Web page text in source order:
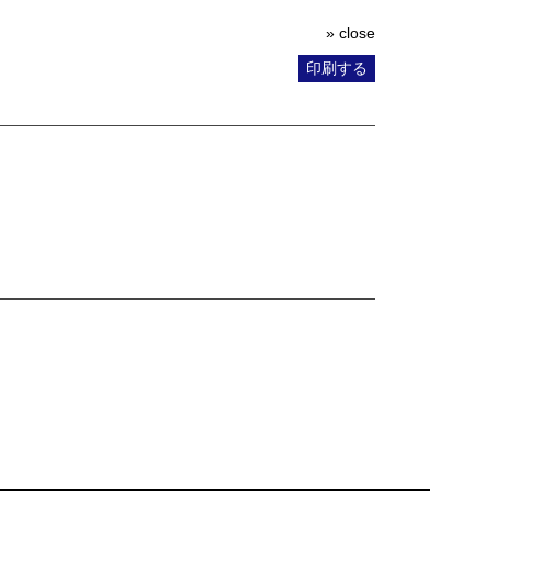
» close
印刷する